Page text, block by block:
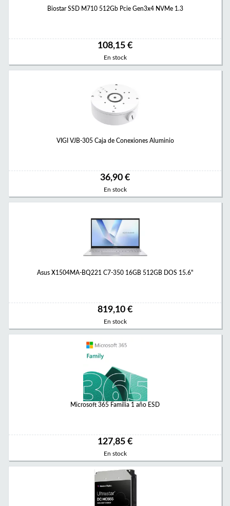
Biostar SSD M710 512Gb Pcie Gen3x4 NVMe 1.3
108,15 €
En stock
VIGI VJB-305 Caja de Conexiones Aluminio
36,90 €
En stock
Asus X1504MA-BQ221 C7-350 16GB 512GB DOS 15.6"
819,10 €
En stock
Microsoft 365 Familia 1 año ESD
127,85 €
En stock